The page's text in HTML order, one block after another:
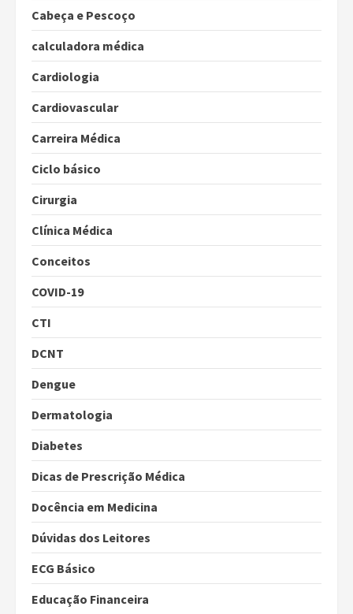
Cabeça e Pescoço
calculadora médica
Cardiologia
Cardiovascular
Carreira Médica
Ciclo básico
Cirurgia
Clínica Médica
Conceitos
COVID-19
CTI
DCNT
Dengue
Dermatologia
Diabetes
Dicas de Prescrição Médica
Docência em Medicina
Dúvidas dos Leitores
ECG Básico
Educação Financeira